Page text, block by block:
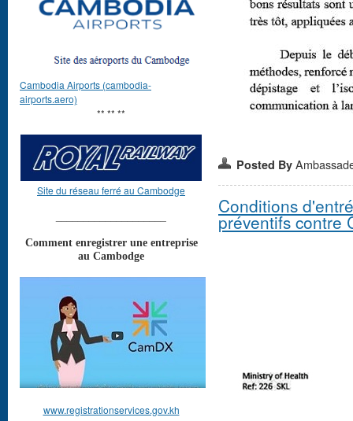
Posted By
Conditions
préventifs contre
Cambodia Airports (cambodia-
airports.aero)
** ** **
Site du réseau ferré au Cambodge
Comment enregistrer une entreprise
au Cambodge
www.registrationservices.gov.kh